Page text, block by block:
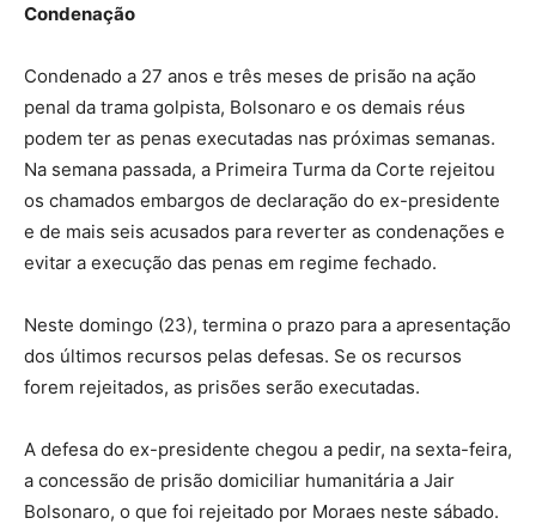
Condenação
Condenado a 27 anos e três meses de prisão na ação
penal da trama golpista, Bolsonaro e os demais réus
podem ter as penas executadas nas próximas semanas.
Na semana passada, a Primeira Turma da Corte rejeitou
os chamados embargos de declaração do ex-presidente
e de mais seis acusados para reverter as condenações e
evitar a execução das penas em regime fechado.
Neste domingo (23), termina o prazo para a apresentação
dos últimos recursos pelas defesas. Se os recursos
forem rejeitados, as prisões serão executadas.
A defesa do ex-presidente chegou a pedir, na sexta-feira,
a concessão de prisão domiciliar humanitária a Jair
Bolsonaro, o que foi rejeitado por Moraes neste sábado.